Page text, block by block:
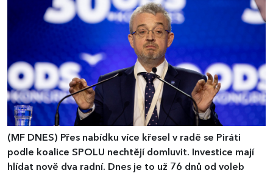
(MF DNES) Přes nabídku více křesel v radě se Piráti
podle koalice SPOLU nechtějí domluvit. Investice mají
hlídat nově dva radní. Dnes je to už 76 dnů od voleb